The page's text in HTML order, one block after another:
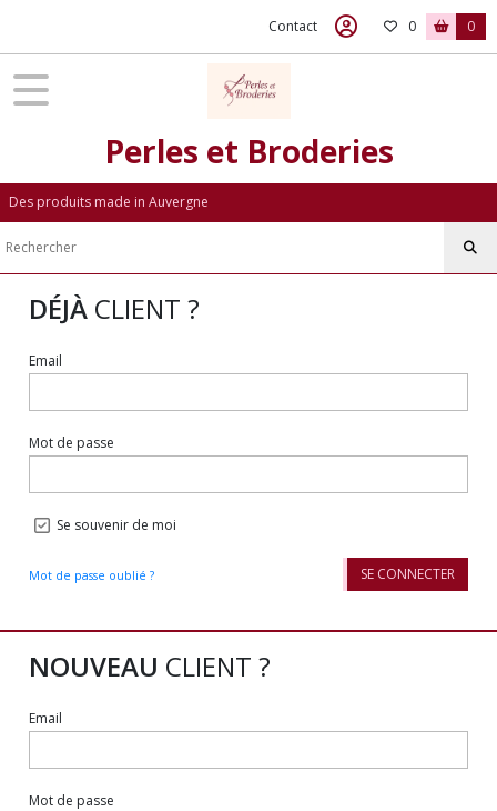
Contact 0 0
Perles et Broderies
Des produits made in Auvergne
DÉJÀ CLIENT ?
Email
Mot de passe
Se souvenir de moi
Mot de passe oublié ? SE CONNECTER
NOUVEAU CLIENT ?
Email
Mot de passe